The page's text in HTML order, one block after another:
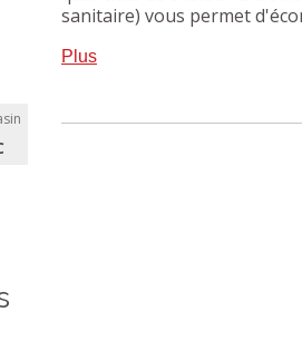
sanitaire) vous permet
Plus